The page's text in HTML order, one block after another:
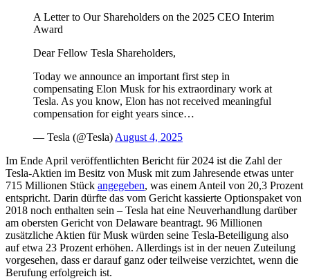
A Letter to Our Shareholders on the 2025 CEO Interim
Award
Dear Fellow Tesla Shareholders,
Today we announce an important first step in
compensating Elon Musk for his extraordinary work at
Tesla. As you know, Elon has not received meaningful
compensation for eight years since…
— Tesla (@Tesla) August 4, 2025
Im Ende April veröffentlichten Bericht für 2024 ist die Zahl der
Tesla-Aktien im Besitz von Musk mit zum Jahresende etwas unter
715 Millionen Stück angegeben, was einem Anteil von 20,3 Prozent
entspricht. Darin dürfte das vom Gericht kassierte Optionspaket von
2018 noch enthalten sein – Tesla hat eine Neuverhandlung darüber
am obersten Gericht von Delaware beantragt. 96 Millionen
zusätzliche Aktien für Musk würden seine Tesla-Beteiligung also
auf etwa 23 Prozent erhöhen. Allerdings ist in der neuen Zuteilung
vorgesehen, dass er darauf ganz oder teilweise verzichtet, wenn die
Berufung erfolgreich ist.